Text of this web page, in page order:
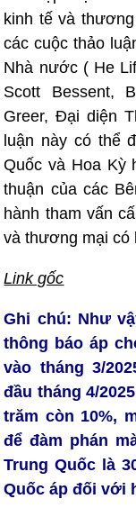
kinh tế và
các cuộc thảo
Nhà nước ( He
Scott Bessent,
Greer, Đại diện
luận này có thể
Quốc và Hoa Kỳ
thuận của các
hành tham vấn
và thương mại có
Link gốc
Ghi chú: Như
thông báo áp
vào tháng 3/
đầu tháng 4/
trăm còn 10%,
để đàm phán
Trung Quốc là
Quốc áp đối với